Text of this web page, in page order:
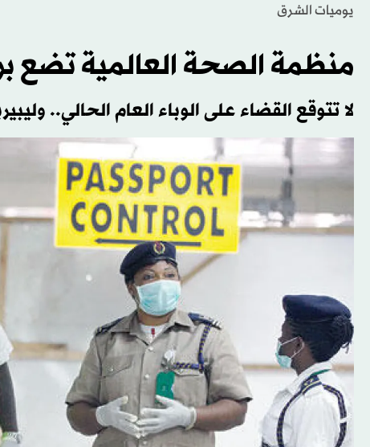
يوميات الشرق
منظمة الصحة العالمية تضع
لا تتوقع القضاء على الوباء العام الحالي..